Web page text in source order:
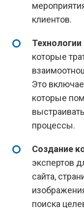
клиентов.
которые
Это
которые
процессы.
Создание
экспертов
сайта,
поиска